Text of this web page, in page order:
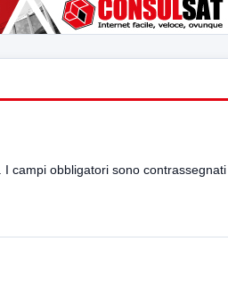
I campi obbligatori sono contrassegnati